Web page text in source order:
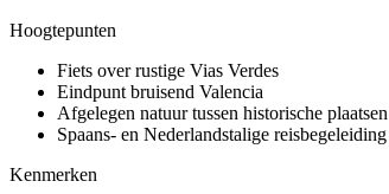
Hoogtepunten
Fiets over rustige Vias Verdes
Eindpunt bruisend Valencia
Afgelegen natuur tussen historische plaatsen
Spaans- en Nederlandstalige reisbegeleiding
Kenmerken